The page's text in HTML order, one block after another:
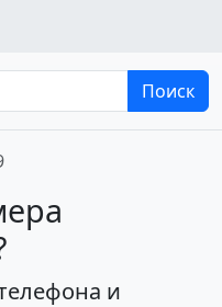
Поиск
и